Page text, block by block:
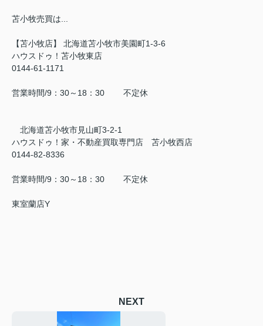
苫小牧売買は...
【苫小牧店】 北海道苫小牧市美園町1-3-6
ハウスドゥ！苫小牧東店
0144-61-1171
営業時間/9：30～18：30 不定休
北海道苫小牧市見山町3-2-1
ハウスドゥ！家・不動産買取専門店 苫小牧西店
0144-82-8336
営業時間/9：30～18：30 不定休
東室蘭店Y
NEXT